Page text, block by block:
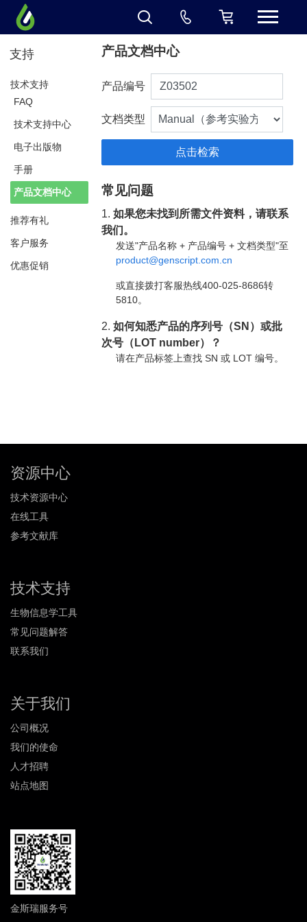
支持
技术支持
FAQ
技术支持中心
电子出版物
手册
产品文档中心
推荐有礼
客户服务
优惠促销
产品文档中心
产品编号
文档类型
常见问题
1.如果您未找到所需文件资料，请联系
我们。
发送"产品名称 + 产品编号 + 文档类型"至
product@genscript.com.cn
或直接拨打客服热线400-025-8686转
5810。
2.如何知悉产品的序列号（SN）或批
次号（LOT number）？
请在产品标签上查找 SN 或 LOT 编号。
资源中心
技术资源中心
在线工具
参考文献库
技术支持
生物信息学工具
常见问题解答
联系我们
关于我们
公司概况
我们的使命
人才招聘
站点地图
金斯瑞服务号